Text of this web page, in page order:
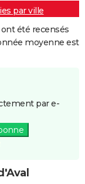
par ville
été recensés
moyenne est
par e-